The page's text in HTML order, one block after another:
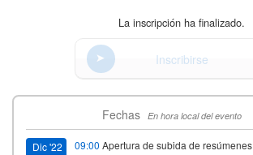
La inscripción ha finalizado.
Inscribirse
Fechas En hora local del evento
Dic '22 09:00 Apertura de subida de resúmenes